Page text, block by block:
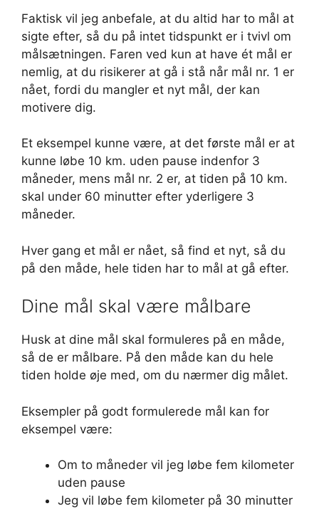
Faktisk vil jeg anbefale, at du altid har to mål at
sigte efter, så du på intet tidspunkt er i tvivl om
målsætningen. Faren ved kun at have ét mål er
nemlig, at du risikerer at gå i stå når mål nr. 1 er
nået, fordi du mangler et nyt mål, der kan
motivere dig.
Et eksempel kunne være, at det første mål er at
kunne løbe 10 km. uden pause indenfor 3
måneder, mens mål nr. 2 er, at tiden på 10 km.
skal under 60 minutter efter yderligere 3
måneder.
Hver gang et mål er nået, så find et nyt, så du
på den måde, hele tiden har to mål at gå efter.
Dine mål skal være målbare
Husk at dine mål skal formuleres på en måde,
så de er målbare. På den måde kan du hele
tiden holde øje med, om du nærmer dig målet.
Eksempler på godt formulerede mål kan for
eksempel være:
Om to måneder vil jeg løbe fem kilometer
uden pause
Jeg vil løbe fem kilometer på 30 minutter